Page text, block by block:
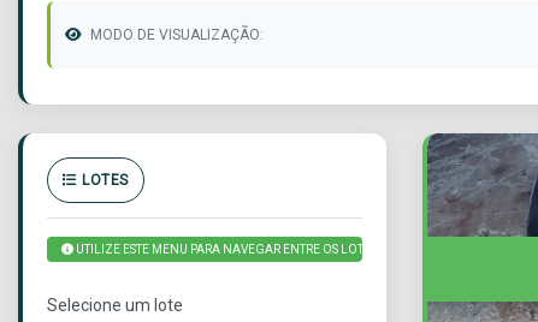
MODO DE VISUALIZAÇÃO:
LOTES
UTILIZE ESTE MENU PARA NAVEGAR ENTRE OS LOTES